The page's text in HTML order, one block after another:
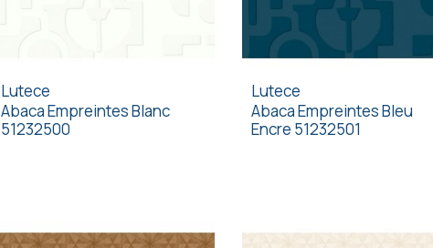
Lutece
Abaca Empreintes Blanc
51232500
Lutece
Abaca Empreintes Bleu
Encre 51232501